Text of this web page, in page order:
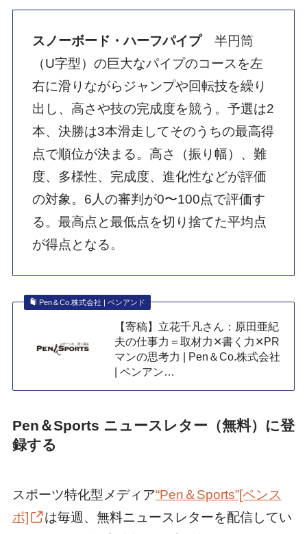
スノーボード・ハーフパイプ半円筒
（U字型）の巨大なパイプのコースを左
右に滑りながらジャンプや回転技を繰り
出し、高さや技の完成度を競う。予選は2
本、決勝は3本滑走してそのうちの最高得
点で順位が決まる。高さ（振り幅）、難
度、多様性、完成度、進化性などが評価
の対象。6人の審判が0〜100点で評価す
る。最高点と最低点を切り捨てた平均点
が得点となる。
Pen＆Co.株式会社 | ペンアンド
【寄稿】立花千凡さん：原田亜紀
夫の仕事力＝取材力✕書く力✕PR
マンの思考力 | Pen＆Co.株式会社
| ペンアン…
Pen＆Sports ニュースレター（無料）に登
録する
スポーツ特化型メディア“Pen＆Sports”[ペンス
ポ]
は毎週、無料ニュースレターを配信してい